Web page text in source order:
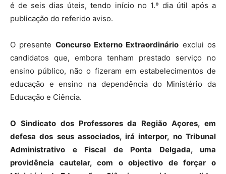
é de seis dias úteis, tendo início no 1.º dia útil após a
publicação do referido aviso.
O presente Concurso Externo Extraordinário exclui os
candidatos que, embora tenham prestado serviço no
ensino público, não o fizeram em estabelecimentos de
educação e ensino na dependência do Ministério da
Educação e Ciência.
O Sindicato dos Professores da Região Açores, em
defesa dos seus associados, irá interpor, no Tribunal
Administrativo e Fiscal de Ponta Delgada, uma
providência cautelar, com o objectivo de forçar o